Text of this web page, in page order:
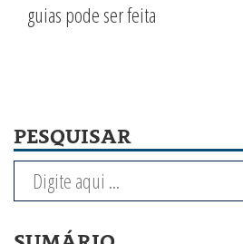
guias pode ser feita
PESQUISAR